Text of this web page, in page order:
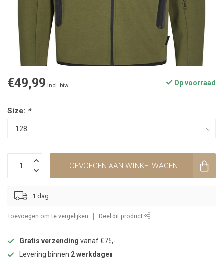
€49,99 Incl. btw Op voorraad
Size: *
TOEVOEGEN AAN WINKELWAGEN
1 dag
Toevoegen om te vergelijken Deel dit product
Gratis verzending vanaf €75,-
Levering binnen 2 werkdagen